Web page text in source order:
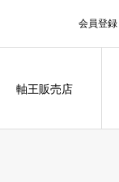
会員登録
軸王販売店